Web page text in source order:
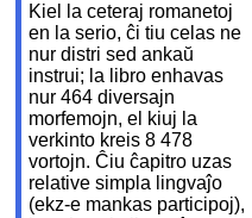
Kiel la ceteraj romanetoj
en la serio, ĉi tiu celas ne
nur distri sed ankaŭ
instrui; la libro enhavas
nur 464 diversajn
morfemojn, el kiuj la
verkinto kreis 8 478
vortojn. Ĉiu ĉapitro uzas
relative simpla lingvaĵo
(ekz-e mankas participoj),